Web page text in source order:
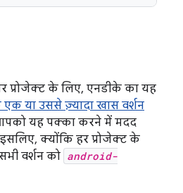
प्रोजेक्ट के लिए, एनडीके का यह
या उससे ज़्यादा खास वर्शन
यह पक्का करने में मदद
क्योंकि हर प्रोजेक्ट के
वर्शन को android-